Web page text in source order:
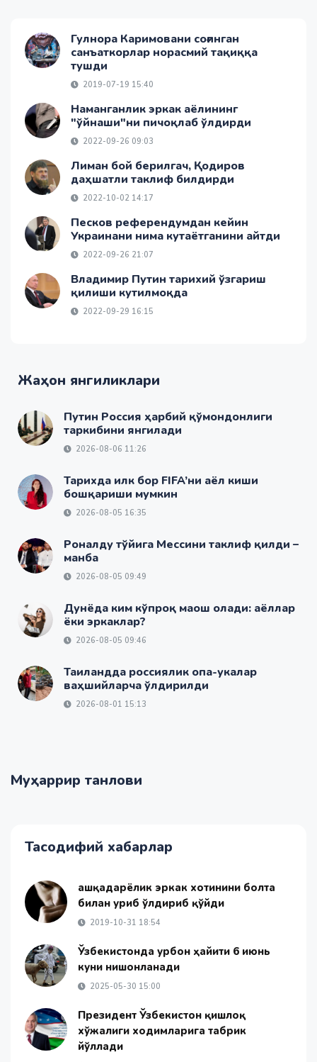
Гулнора Каримовани соғинган
санъаткорлар норасмий тақиққа
тушди
2019-07-19 15:40
Наманганлик эркак аёлининг
"ўйнаши"ни пичоқлаб ўлдирди
2022-09-26 09:03
Лиман бой берилгач, Қодиров
даҳшатли таклиф билдирди
2022-10-02 14:17
Песков референдумдан кейин
Украинани нима кутаётганини айтди
2022-09-26 21:07
Владимир Путин тарихий ўзгариш
қилиши кутилмоқда
2022-09-29 16:15
Жаҳон янгиликлари
Путин Россия ҳарбий қўмондонлиги
таркибини янгилади
2026-08-06 11:26
Тарихда илк бор FIFA’ни аёл киши
бошқариши мумкин
2026-08-05 16:35
Роналду тўйига Мессини таклиф қилди –
манба
2026-08-05 09:49
Дунёда ким кўпроқ маош олади: аёллар
ёки эркаклар?
2026-08-05 09:46
Таиландда россиялик опа-укалар
ваҳшийларча ўлдирилди
2026-08-01 15:13
Муҳаррир танлови
Тасодифий хабарлар
Қашқадарёлик эркак хотинини болта
билан уриб ўлдириб қўйди
2019-10-31 18:54
Ўзбекистонда Қурбон ҳайити 6 июнь
куни нишонланади
2025-05-30 15:00
Президент Ўзбекистон қишлоқ
хўжалиги ходимларига табрик
йўллади